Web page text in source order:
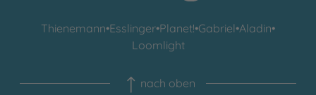
Thienemann•Esslinger•Planet!•Gabriel•Aladin•
Loomlight
nach oben